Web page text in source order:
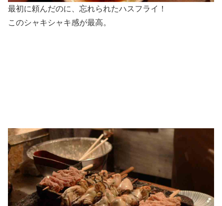
最初に頼んだのに、忘れられたハスフライ！
このシャキシャキ感が最高。